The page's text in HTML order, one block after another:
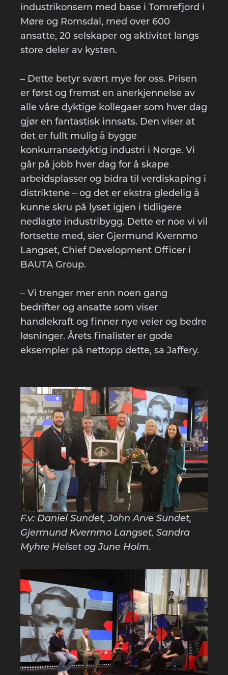
industrikonsern med base i Tomrefjord i
Møre og Romsdal, med over 600
ansatte, 20 selskaper og aktivitet langs
store deler av kysten.
– Dette betyr svært mye for oss. Prisen
er først og fremst en anerkjennelse av
alle våre dyktige kollegaer som hver dag
gjør en fantastisk innsats. Den viser at
det er fullt mulig å bygge
konkurransedyktig industri i Norge. Vi
går på jobb hver dag for å skape
arbeidsplasser og bidra til verdiskaping i
distriktene – og det er ekstra gledelig å
kunne skru på lyset igjen i tidligere
nedlagte industribygg. Dette er noe vi vil
fortsette med, sier Gjermund Kvernmo
Langset, Chief Development Officer i
BAUTA Group.
– Vi trenger mer enn noen gang
bedrifter og ansatte som viser
handlekraft og finner nye veier og bedre
løsninger. Årets finalister er gode
eksempler på nettopp dette, sa Jaffery.
F.v: Daniel Sundet, John Arve Sundet,
Gjermund Kvernmo Langset, Sandra
Myhre Helset og June Holm.